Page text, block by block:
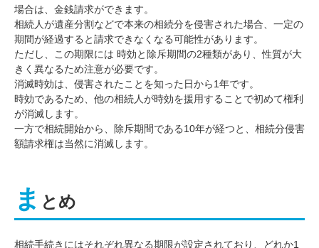
場合は、金銭請求ができます。
相続人が遺産分割などで本来の相続分を侵害された場合、一定の
期間が経過すると請求できなくなる可能性があります。
ただし、この期限には 時効と除斥期間の2種類があり、性質が大
きく異なるため注意が必要です。
消滅時効は、侵害されたことを知った日から1年です。
時効であるため、他の相続人が時効を援用することで初めて権利
が消滅します。
一方で相続開始から、除斥期間である10年が経つと、相続分侵害
額請求権は当然に消滅します。
ま とめ
相続手続きにはそれぞれ異なる期限が設定されており、どれか1